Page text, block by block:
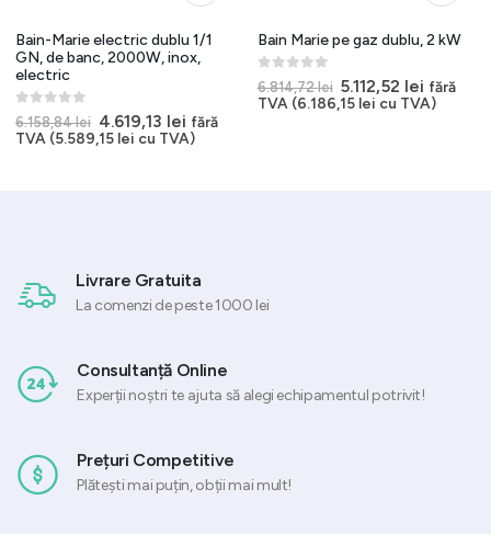
Bain-Marie electric dublu 1/1
GN, de banc, 2000W, inox,
electric
0 out of 5
6.158,84lei Prețul
inițial
a
4.619,13 leiPrețul
curent
fără
TVA (5.589,15 lei cu TVA)
Bain Marie pe gaz dublu, 2 kW
0out of 5
6.814,72lei Prețul
inițial
5.112,52 lei Prețul
curent
fără
TVA (6.186,15 lei cu TVA)
Livrare Gratuita
La comenzi de peste 1000 lei
Consultanță Online
Experții noștri te ajuta să alegi echipamentul potrivit!
Prețuri Competitive
Plătești mai puțin, obții mai mult!